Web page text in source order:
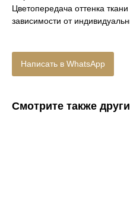
Цветопередача оттенка
зависимости от
Написать в WhatsApp
Смотрите также